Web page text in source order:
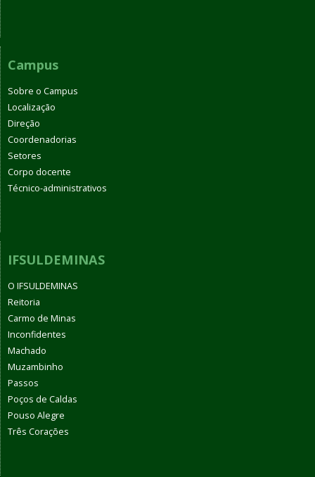
Campus
Sobre o Campus
Localização
Direção
Coordenadorias
Setores
Corpo docente
Técnico-administrativos
IFSULDEMINAS
O IFSULDEMINAS
Reitoria
Carmo de Minas
Inconfidentes
Machado
Muzambinho
Passos
Poços de Caldas
Pouso Alegre
Três Corações